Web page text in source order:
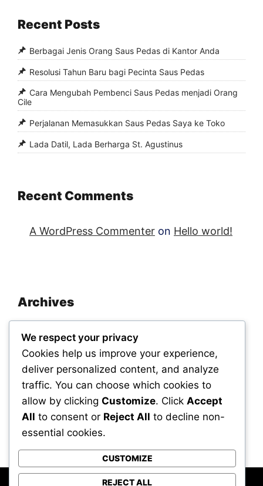
Recent Posts
Berbagai Jenis Orang Saus Pedas di Kantor Anda
Resolusi Tahun Baru bagi Pecinta Saus Pedas
Cara Mengubah Pembenci Saus Pedas menjadi Orang
Cile
Perjalanan Memasukkan Saus Pedas Saya ke Toko
Lada Datil, Lada Berharga St. Agustinus
Recent Comments
A WordPress Commenter on Hello world!
Archives
September 2025
Categories
Uncategorized
Powered by WordPress
We respect your privacy
Cookies help us improve your experience,
deliver personalized content, and analyze
traffic. You can choose which cookies to
allow by clicking Customize. Click Accept
All to consent or Reject All to decline non-
essential cookies.
CUSTOMIZE
REJECT ALL